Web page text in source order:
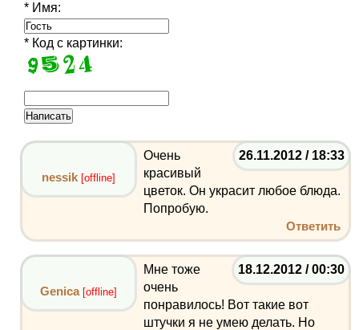
* Имя:
* Код с картинки:
26.11.2012 / 18:33
nessik [offline]
Очень
красивый
цветок. Он украсит любое блюда.
Попробую.
Ответить
18.12.2012 / 00:30
Genica [offline]
Мне тоже
очень
понравилось! Вот такие вот
штучки я не умею делать. Но